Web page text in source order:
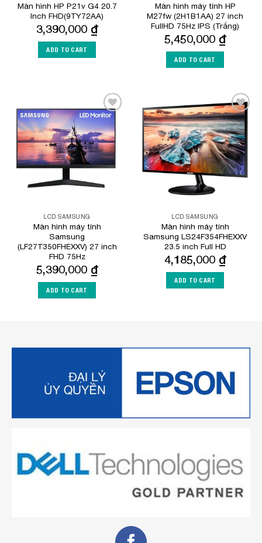
Màn hình HP P21v G4 20.7
Inch FHD(9TY72AA)
3,390,000 ₫
ADD TO CART
Màn hình máy tính HP
M27fw (2H1B1AA) 27 inch
FullHD 75Hz IPS (Trắng)
5,450,000 ₫
ADD TO CART
Add to
Wishlist
LCD SAMSUNG
Màn hình máy tính
Samsung
(LF27T350FHEXXV) 27 inch
FHD 75Hz
5,390,000 ₫
ADD TO CART
Add to
Wishlist
LCD SAMSUNG
Màn hình máy tính
Samsung LS24F354FHEXXV
23.5 inch Full HD
4,185,000 ₫
ADD TO CART